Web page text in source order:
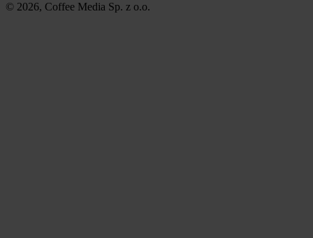
© 2026, Coffee Media Sp. z o.o.